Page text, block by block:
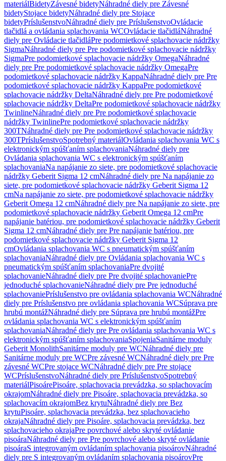
materiálBidetyZávesné bidetyNáhradné diely pre Závesné
bidetyStojace bidetyNáhradné diely pre Stojace
bidetyPríslušenstvoNáhradné diely pre PríslušenstvoOvládacie
tlačidlá a ovládania splachovania WCOvládacie tlačidláNáhradné
diely pre Ovládacie tlačidláPre podomietkové splachovacie nádržky
SigmaNáhradné diely pre Pre podomietkové splachovacie nádržky
SigmaPre podomietkové splachovacie nádržky OmegaNáhradné
diely pre Pre podomietkové splachovacie nádržky OmegaPre
podomietkové splachovacie nádržky KappaNáhradné diely pre Pre
podomietkové splachovacie nádržky KappaPre podomietkové
splachovacie nádržky DeltaNáhradné diely pre Pre podomietkové
splachovacie nádržky DeltaPre podomietkové splachovacie nádržky
TwinlineNáhradné diely pre Pre podomietkové splachovacie
nádržky TwinlinePre podomietkové splachovacie nádržky
300TNáhradné diely pre Pre podomietkové splachovacie nádržky
300TPríslušenstvoSpotrebný materiálOvládania splachovania WC s
elektronickým spúšťaním splachovaniaNáhradné diely pre
Ovládania splachovania WC s elektronickým spúšťaním
splachovaniaNa napájanie zo siete, pre podomietkové splachovacie
nádržky Geberit Sigma 12 cmNáhradné diely pre Na napájanie zo
siete, pre podomietkové splachovacie nádržky Geberit Sigma 12
cmNa napájanie zo siete, pre podomietkové splachovacie nádržky
Geberit Omega 12 cmNáhradné diely pre Na napájanie zo siete, pre
podomietkové splachovacie nádržky Geberit Omega 12 cmPre
napájanie batériou, pre podomietkové splachovacie nádržky Geberit
Sigma 12 cmNáhradné diely pre Pre napájanie batériou, pre
podomietkové splachovacie nádržky Geberit Sigma 12
cmOvládania splachovania WC s pneumatickým spúšťaním
splachovaniaNáhradné diely pre Ovládania splachovania WC s
pneumatickým spúšťaním splachovaniaPre dvojité
splachovanieNáhradné diely pre Pre dvojité splachovaniePre
jednoduché splachovanieNáhradné diely pre Pre jednoduché
splachovaniePríslušenstvo pre ovládania splachovania WCNáhradné
diely pre Príslušenstvo pre ovládania splachovania WCSúprava pre
hrubú montážNáhradné diely pre Súprava pre hrubú montážPre
ovládania splachovania WC s elektronickým spúšťaním
splachovaniaNáhradné diely pre Pre ovládania splachovania WC s
elektronickým spúšťaním splachovaniaSpojeniaSanitárne moduly
Geberit MonolithSanitárne moduly pre WCNáhradné diely pre
Sanitárne moduly pre WCPre závesné WCNáhradné diely pre Pre
závesné WCPre stojace WCNáhradné diely pre Pre stojace
WCPríslušenstvoNáhradné diely pre PríslušenstvoSpotrebný
materiálPisoárePisoáre, splachovacia prevádzka, so splachovacím
okrajomNáhradné diely pre Pisoáre, splachovacia prevádzka, so
splachovacím okrajomBez krytuNáhradné diely pre Bez
krytuPisoáre, splachovacia prevádzka, bez splachovacieho
okrajaNáhradné diely pre Pisoáre, splachovacia prevádzka, bez
splachovacieho okrajaPre povrchové alebo skryté ovládanie
pisoáraNáhradné diely pre Pre povrchové alebo skryté ovládanie
pisoáraS integrovaným ovládaním splachovania pisoárovNáhradné
diely pre S integrovaným ovládaním splachovania pisoárovPre